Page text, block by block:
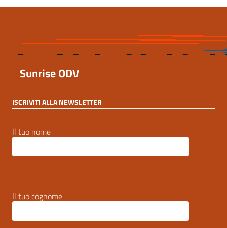
Sunrise ODV
ISCRIVITI ALLA NEWSLETTER
Il tuo nome
Il tuo cognome